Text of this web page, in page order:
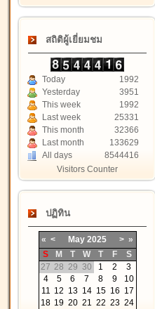
สถิติผู้เยี่ยมชม
Today
1992
Yesterday
3951
This week
1992
Last week
25331
This month
32366
Last month
133629
All days
8544416
Visitors Counter
ปฏิทิน
« < May 2025 > »
S
M T W T F
S
27 28 29 30 1 2
3
4
5 6 7 8 9
10
11 12 13 14 15 16 17
18 19 20 21 22 23 24